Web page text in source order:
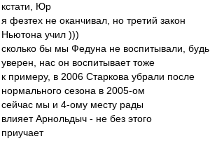
кстати, Юр
я фезтех не оканчивал, но третий закон
Ньютона учил )))
сколько бы мы Федуна не воспитывали, будь
уверен, нас он воспитывает тоже
к примеру, в 2006 Старкова убрали после
нормального сезона в 2005-ом
сейчас мы и 4-ому месту рады
влияет Арнольдыч - не без этого
приучает